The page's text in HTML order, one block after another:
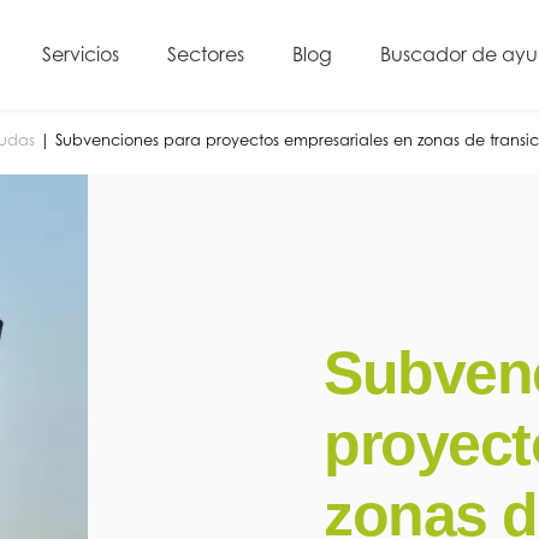
Servicios Sectores Blog Buscador de
|Subvenciones para proyectos empresariales en zonas de
zonas